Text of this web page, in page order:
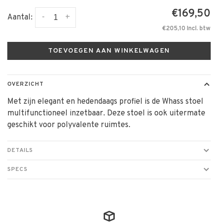
Aantal: +
- €169,50
€205,10 Incl. btw
TOEVOEGEN AAN WINKELWAGEN
OVERZICHT
Met zijn elegant en hedendaags profiel is de Whass stoel
multifunctioneel inzetbaar. Deze stoel is ook uitermate
geschikt voor polyvalente ruimtes.
DETAILS
SPECS